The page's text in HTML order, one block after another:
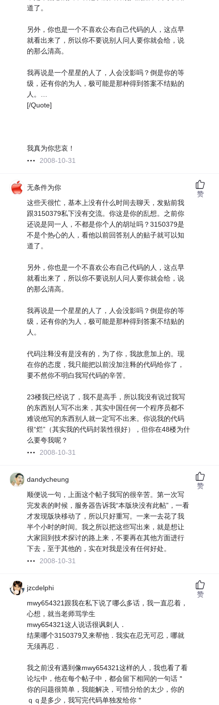
道了。
另外，你也是一个不喜欢公布自己代码的人，这点早
就看出来了，所以你不要说别人问人要你就会给，说
的那么清高。
我再说是一个星星的人了，人会没影吗？倒是你的等
级，还有你的为人，极可能是那种得到答案不结贴的
人。…
[/Quote]
我真为你悲哀！
2008-10-31
无条件为你
这些天很忙，基本上没有什么时间去聊天，发贴前我
跟3150379私下没有交流。你这是你的乱想。之前你
还说是同一人，不都是你个人的胡址吗？3150379是
不是个热心的人，看他以前回答别人的贴子就可以知
道了。
另外，你也是一个不喜欢公布自己代码的人，这点早
就看出来了，所以你不要说别人问人要你就会给，说
的那么清高。
我再说是一个星星的人了，人会没影吗？倒是你的等
级，还有你的为人，极可能是那种得到答案不结贴的
人。
代码注释没有是没有的，为了你，我故意加上的。现
在你的态度，我只能把以前没加注释的代码给你了，
要不然你不明白我写代码的辛苦。
23楼我已经说了，我不是高手，所以我没有说过我写
的东西别人写不出来，其实中国任何一个程序员都不
难说他写的东西别人就一定写不出来。你说我的代码
很“烂”（其实我的代码封装性很好），但你在48楼为什
么要夸我呢？
2008-10-31
赞
dandycheung
顺便说一句，上面这个帖子我写的很辛苦。第一次写
完发表的时候，服务器告诉我“本版块没有此帖”，一看
才发现版块移动了，所以只好重写。一来一去花了我
半个小时的时间。我之所以把这些写出来，就是想让
大家回到技术探讨的路上来，不要再在其他方面进行
下去，至于其他的，实在对我是没有任何好处。
2008-10-31
赞
jzcdelphi
mwy654321跟我在私下说了哪么多话，我一直忍着，
心想，就当老师骂学生
mwy654321这人说话很讽刺人．
结果哪个3150379又来帮他．我实在忍无可忍，哪就
无须再忍．
我之前没有遇到像mwy654321这样的人，我也看了看
论坛中，他在每个帖子中，都会留下相同的一句话＂
你的问题很简单，我能解决，可惜分给的太少，你的
ｑｑ是多少，我写完代码单独发给你＂
赞